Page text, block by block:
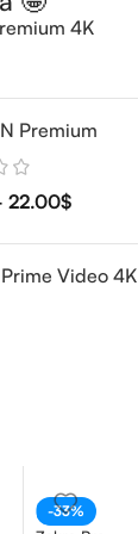
4K
Premium
22.00$
Video 4K
🤞
-33%